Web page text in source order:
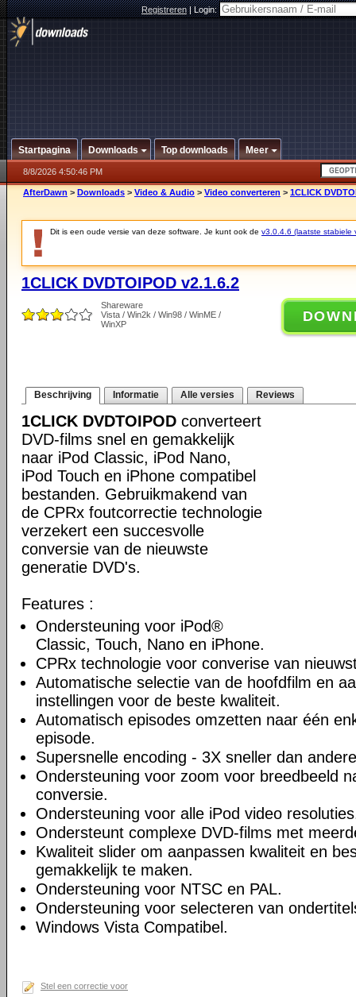
Registreren|Login:
Startpagina Downloads Top downloads Meer
8/8/2026 4:50:46 PM
AfterDawn > Downloads > Video & Audio > Video converteren > 1CLICK
Dit is een oude versie van deze software. Je kunt ook de v3.0.4.6 (laatste stabiele
1CLICK DVDTOIPOD v2.1.6.2
Shareware
Vista / Win2k / Win98 / WinME /
WinXP
Beschrijving Informatie Alle versies Reviews
1CLICK DVDTOIPOD converteert
DVD-films snel en gemakkelijk
naar iPod Classic, iPod Nano,
iPod Touch en iPhone compatibel
bestanden. Gebruikmakend van
de CPRx foutcorrectie technologie
verzekert een succesvolle
conversie van de nieuwste
generatie DVD's.
Features :
Ondersteuning voor iPod®
Classic, Touch, Nano en iPhone.
CPRx technologie voor converise van
Automatische selectie van de hoofdfilm en
instellingen voor de beste kwaliteit.
Automatisch episodes omzetten naar één
episode.
Supersnelle encoding - 3X sneller dan
Ondersteuning voor zoom voor breedbeeld
conversie.
Ondersteuning voor alle iPod video
Ondersteunt complexe DVD-films met
Kwaliteit slider om aanpassen kwaliteit en
gemakkelijk te maken.
Ondersteuning voor NTSC en PAL.
Ondersteuning voor selecteren van
Windows Vista Compatibel.
Stel een correctie voor